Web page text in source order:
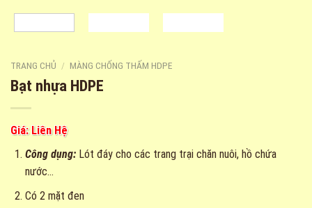
TRANG CHỦ / MÀNG CHỐNG THẤM HDPE
Bạt nhựa HDPE
Giá: Liên Hệ
Công dụng:Lót đáy cho các trang trại chăn nuôi, hồ chứa
nước…
Có 2 mặt đen